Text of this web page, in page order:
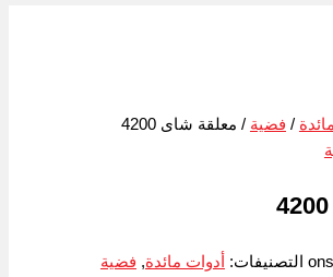
/ فضية / معلقة شاى 4200
التصنيفات: أدوات مائدة, فضية